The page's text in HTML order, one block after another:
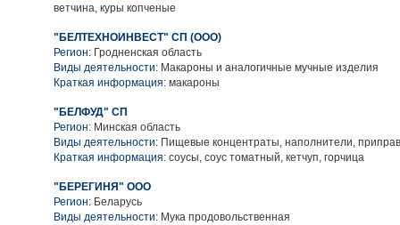
ветчина, куры копченые
"БЕЛТЕХНОИНВЕСТ" СП (ООО)
Регион: Гродненская область
Виды деятельности: Макароны и аналогичные мучные изделия
Краткая информация: макароны
"БЕЛФУД" СП
Регион: Минская область
Виды деятельности: Пищевые концентраты, наполнители,
Краткая информация: соусы, соус томатный, кетчуп, горчица
"БЕРЕГИНЯ" ООО
Регион: Беларусь
Виды деятельности: Мука продовольственная